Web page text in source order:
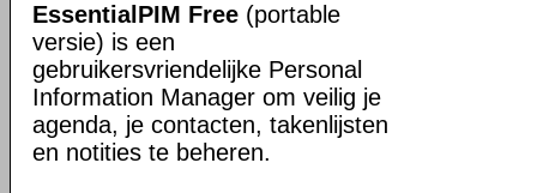
EssentialPIM Free (portable
versie) is een
gebruikersvriendelijke Personal
Information Manager om veilig je
agenda, je contacten, takenlijsten
en notities te beheren.